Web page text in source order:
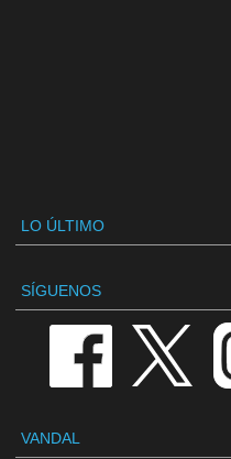
LO ÚLTIMO
SÍGUENOS
VANDAL